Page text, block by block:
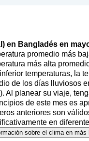
en Bangladés en
promedio más
más alta
temperaturas, la
de los días lluviosos
). Al planear su viaje,
de este mes es
anteriores son
en
sobre el clima en más